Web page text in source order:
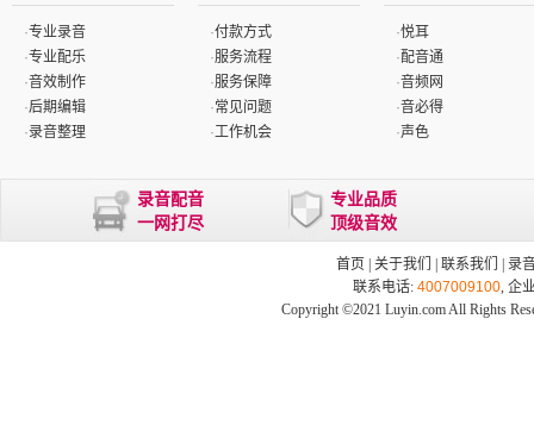
·专业录音
·专业配乐
·音效制作
·后期编辑
·录音整理
·付款方式
·服务流程
·服务保障
·常见问题
·工作机会
·悦耳
·配音通
·音频网
·音必得
·声色
录音配音
一网打尽
专业品质
顶级音效
首页 关于我们 联系我们
录
联系电话: 4007009100, 企
Copyright ©2021 Luyin.com All Rights